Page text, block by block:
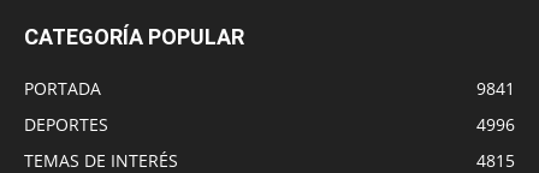
CATEGORÍA POPULAR
PORTADA
9841
DEPORTES
4996
TEMAS DE INTERÉS
4815